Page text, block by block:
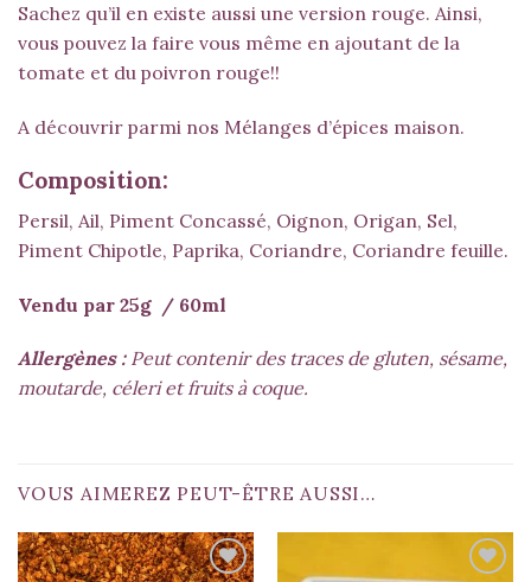
Sachez qu’il en existe aussi une version rouge. Ainsi,
vous pouvez la faire vous même en ajoutant de la
tomate et du poivron rouge!!
A découvrir parmi nos Mélanges d’épices maison.
Composition:
Persil, Ail, Piment Concassé, Oignon, Origan, Sel,
Piment Chipotle, Paprika, Coriandre, Coriandre feuille.
Vendu par 25g / 60ml
Allergènes :Peut contenir des traces de gluten, sésame,
moutarde, céleri et fruits à coque.
VOUS AIMEREZ PEUT-ÊTRE AUSSI…